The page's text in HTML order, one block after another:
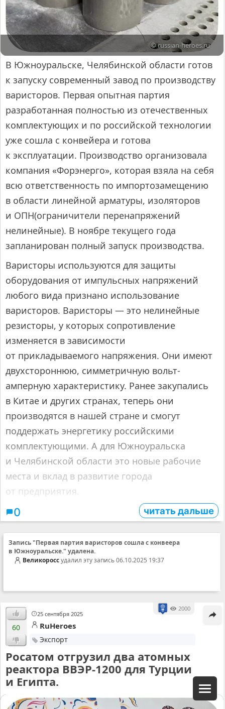
© russian-heroes.ru
В Южноуральске, Челябинской области готов
к запуску современный завод по производству
варисторов. Первая опытная партия
разработанная полностью из отечественных
комплектующих и по российской технологии
уже сошла с конвейера и готова
к эксплуатации. Производство организовала
компания «Форэнерго», которая взяла на себя
всю ответственность по импортозамещению
в области линейной арматуры, изоляторов
и ОПН(ограничители перенапряжений
нелинейные). В ноябре текущего года
запланирован полный запуск производства.
Варисторы используются для защиты
оборудования от импульсных напряжений
любого вида признано использование
варисторов. Варисторы — это нелинейные
резисторы, у которых сопротивление
изменяется в зависимости
от прикладываемого напряжения. Они имеют
двухстороннюю, симметричную вольт-
амперную характеристику. Ранее закупались
в Китае и других странах, теперь они
производятся в нашей стране и смогут
поддержать энергетику российскими
комплектующими. А для Южноуральска
и Челябинской области это новые рабочие
места и вклад в развитие города
от предприятия.
0 читать дальше
Запись "Первая партия варисторов сошла с конвеера
в Южноуральске." удалена.
Великороссудалил эту запись 06.10.2025 19:37
25 сентября 2025
2000
60 RuHeroes
Экспорт
Росатом отгрузил два атомных
реактора ВВЭР-1200 для Турции
и Египта.